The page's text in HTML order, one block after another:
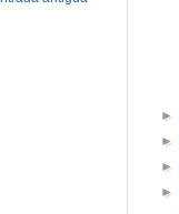
►
►
►
►